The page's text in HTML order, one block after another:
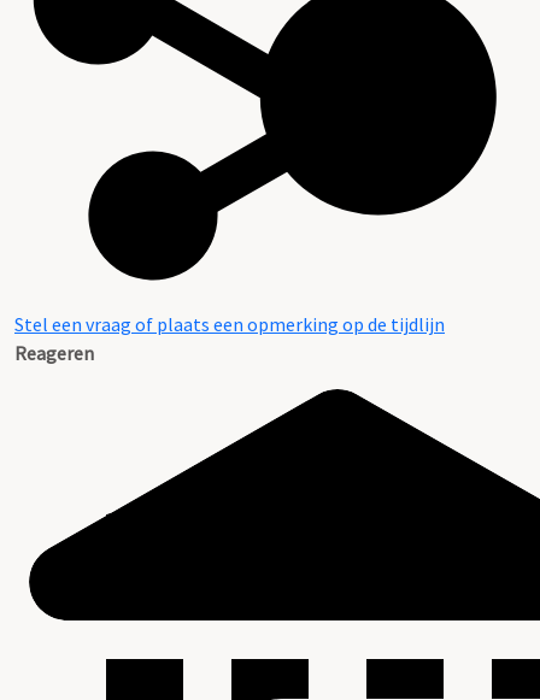
Stel een vraag of plaats een opmerking op de tijdlijn
Reageren